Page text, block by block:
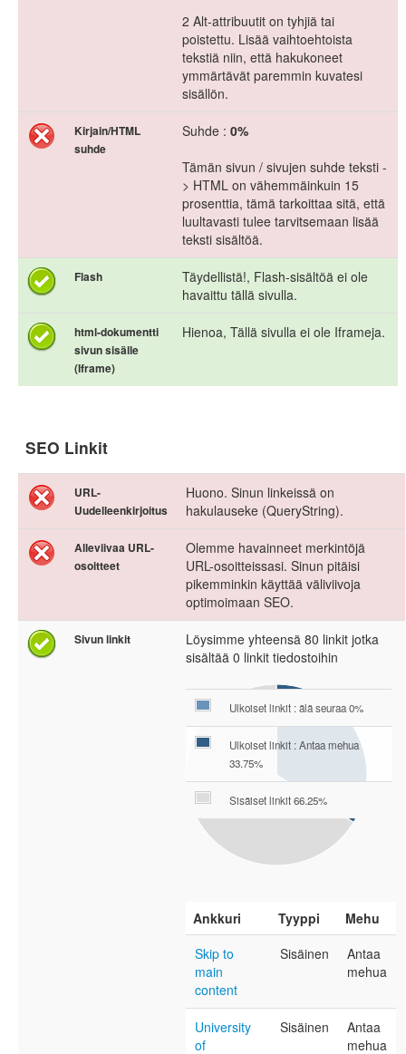
2 Alt-attribuutit on tyhjiä tai
poistettu. Lisää vaihtoehtoista
tekstiä niin, että hakukoneet
ymmärtävät paremmin kuvatesi
sisällön.
Kirjain/HTML
suhde
Suhde : 0%
Tämän sivun / sivujen suhde teksti -
> HTML on vähemmäinkuin 15
prosenttia, tämä tarkoittaa sitä, että
luultavasti tulee tarvitsemaan lisää
teksti sisältöä.
Flash
Täydellistä!, Flash-sisältöä ei ole
havaittu tällä sivulla.
html-dokumentti
sivun sisälle
(Iframe)
Hienoa, Tällä sivulla ei ole Iframeja.
SEO Linkit
URL-
Uudelleenkirjoitus
Huono. Sinun linkeissä on
hakulauseke (QueryString).
Alleviivaa URL-
osoitteet
Olemme havainneet merkintöjä
URL-osoitteissasi. Sinun pitäisi
pikemminkin käyttää väliviivoja
optimoimaan SEO.
Sivun linkit
Löysimme yhteensä 80 linkit jotka
sisältää 0 linkit tiedostoihin
Ulkoiset linkit : älä seuraa 0%
Ulkoiset linkit : Antaa mehua
33.75%
Sisäiset linkit 66.25%
Ankkuri Tyyppi
Mehu
Skip to
main
content
Sisäinen
Antaa
mehua
University
of
Sisäinen
Antaa
mehua